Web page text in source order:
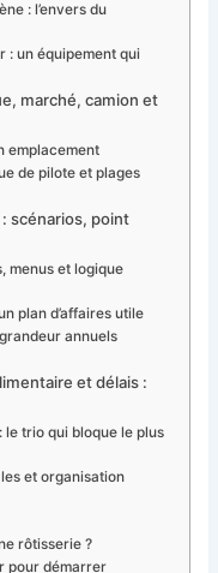
: l’envers du
: un équipement qui
marché, camion et
emplacement
de pilote et plages
scénarios, point
menus et logique
plan d’affaires utile
annuels
et délais :
trio qui bloque le plus
et organisation
rôtisserie ?
pour démarrer